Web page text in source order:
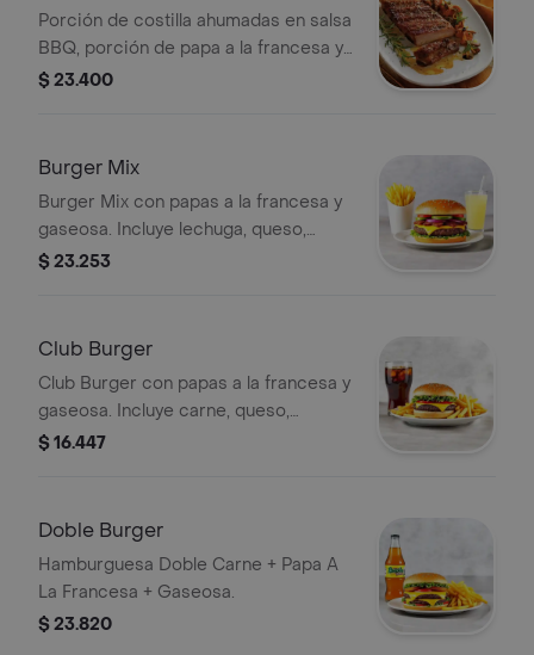
Porción de costilla ahumadas en salsa
BBQ, porción de papa a la francesa y
bebida a elegir, 250 ml.
$ 23.400
Burger Mix
Burger Mix con papas a la francesa y
gaseosa. Incluye lechuga, queso,
cebolla, pepino y tocineta.
$ 23.253
Club Burger
Club Burger con papas a la francesa y
gaseosa. Incluye carne, queso,
lechuga y tomate.
$ 16.447
Doble Burger
Hamburguesa Doble Carne + Papa A
La Francesa + Gaseosa.
$ 23.820